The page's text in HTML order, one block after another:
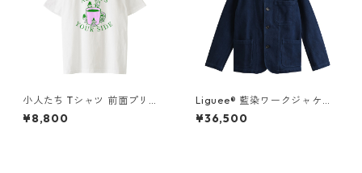
小人たち Tシャツ 前面プリン
ト
¥8,800
Liguee®️ 藍染ワークジャケッ
ト（花ロゴ刺繍）
¥36,500